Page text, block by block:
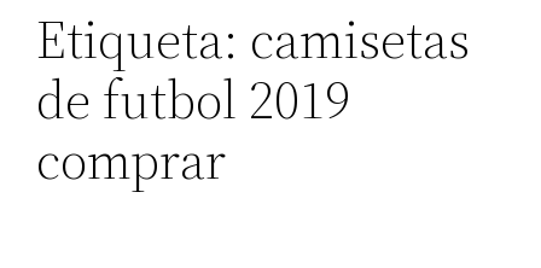
Etiqueta: camisetas
de futbol 2019
comprar